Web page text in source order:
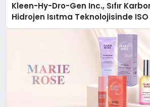
Kleen-Hy-Dro-Gen Inc., Sıfır
Hidrojen Isıtma Teknolojisinde ISO
Düzenleyici Onaylarını Aldı